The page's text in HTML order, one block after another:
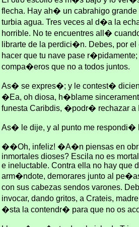
flecha. Hay ah� un cabrahigo
turbia agua. Tres veces al d�a la
horrible. No te encuentres all�
librarte de la perdici�n. Debes, por
hacer que tu nave pase
compa�eros que no a todos juntos.
As� se expres�; y le contest�
�Ea, oh diosa, h�blame
funesta Caribdis, �podr� rechazar
As� le dije, y al punto me respondi�
��Oh, infeliz! �A�n piensas en
inmortales dioses? Escila no es
e ineluctable. Contra ella no hay que
arm�ndote, demorares junto al
con sus cabezas sendos varones.
invocar, dando gritos, a Crateis,
�sta la contendr� para que no os